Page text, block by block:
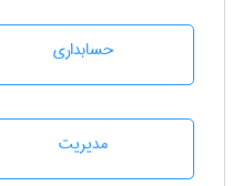
حسابداری
مديريت